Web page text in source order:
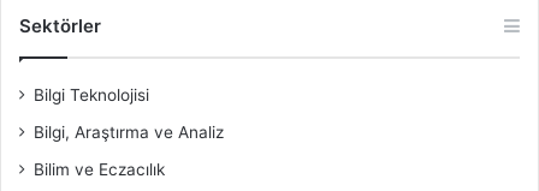
Sektörler
Bilgi Teknolojisi
Bilgi, Araştırma ve Analiz
Bilim ve Eczacılık